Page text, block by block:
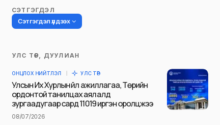
СЭТГЭГДЭЛ
Сэтгэгдэл үлдээх
Таны имэйл хаягийг нийтлэхгүй.
тэмдэглэсэн
Name
УЛС ТӨР, ДУУЛИАН
ОНЦЛОХ НИЙТЛЭЛ УЛС ТӨР
Улсын Их Хурлын үйл ажиллагаа, Төрийн
ордонтой танилцах аялалд
зургаадугаар сард 11019 иргэн оролцжээ
08/07/2026